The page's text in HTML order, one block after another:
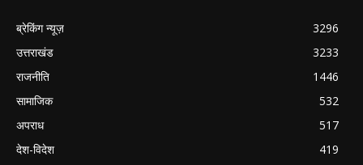
ब्रेकिंग न्यूज़
3296
उत्तराखंड
3233
राजनीति
1446
सामाजिक
532
अपराध
517
देश-विदेश
419